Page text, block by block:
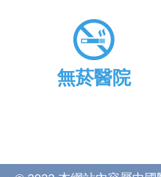
無菸醫院